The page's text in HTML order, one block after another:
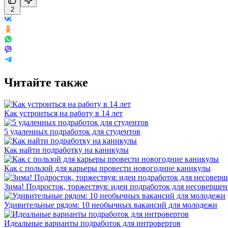
2
Читайте также
Как устроиться на работу в 14 лет
5 удаленных подработок для студентов
Как найти подработку на каникулы
Как с пользой для карьеры провести новогодние каникулы
Зима! Подросток, торжествуя: идеи подработок для
Удивительные рядом: 10 необычных вакансий для молодежи
Идеальные варианты подработок для интровертов